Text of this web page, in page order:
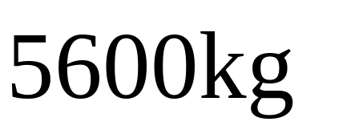
5600kg